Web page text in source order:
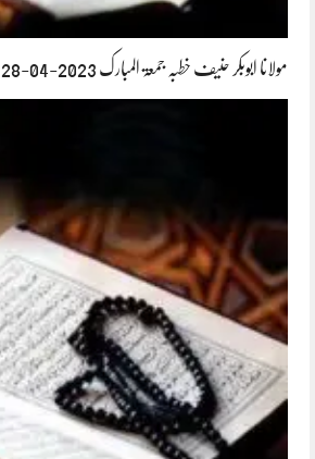
مولانا ابوبکر حنیف خطبہ جمعۃ المبارک 2023-04-28